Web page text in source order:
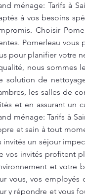
ménage: Tarifs à
à vos besoins
Choisir
Pomerleau vous
pour planifier votre
nous sommes
solution de
les salles de
et en assurant un
ménage: Tarifs à
et sain à tout
invités un séjour
vos invités profitent
et votre
vous, vos employés
y répondre et vous